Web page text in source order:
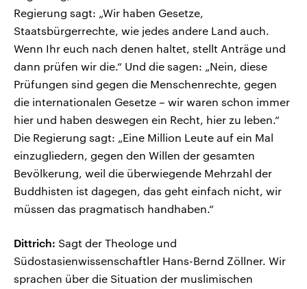
Regierung sagt: „Wir haben Gesetze,
Staatsbürgerrechte, wie jedes andere Land auch.
Wenn Ihr euch nach denen haltet, stellt Anträge und
dann prüfen wir die.“ Und die sagen: „Nein, diese
Prüfungen sind gegen die Menschenrechte, gegen
die internationalen Gesetze – wir waren schon immer
hier und haben deswegen ein Recht, hier zu leben.“
Die Regierung sagt: „Eine Million Leute auf ein Mal
einzugliedern, gegen den Willen der gesamten
Bevölkerung, weil die überwiegende Mehrzahl der
Buddhisten ist dagegen, das geht einfach nicht, wir
müssen das pragmatisch handhaben.“
Dittrich: Sagt der Theologe und
Südostasienwissenschaftler Hans-Bernd Zöllner. Wir
sprachen über die Situation der muslimischen